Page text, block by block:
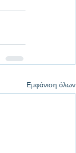
Εμφάνιση όλων